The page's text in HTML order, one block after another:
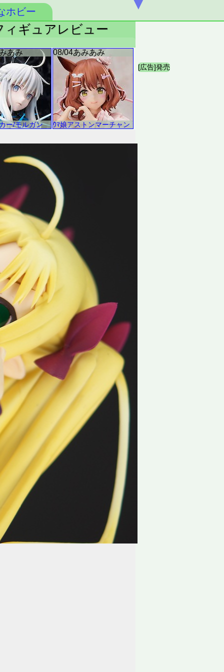
ホビー
ギュアレビュー
▼